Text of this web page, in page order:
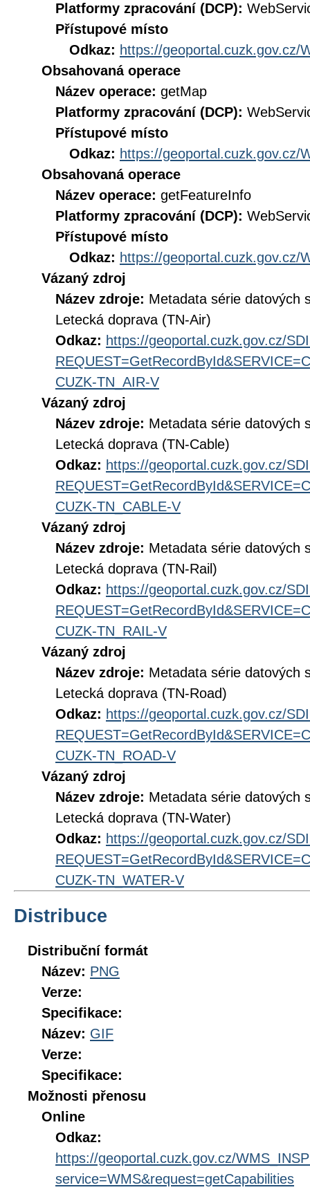
Platformy zpracování (DCP):
Přístupové místo
Odkaz: https://geoportal.cuzk.gov.cz/
Obsahovaná operace
Název operace: getMap
Platformy zpracování (DCP):
Přístupové místo
Odkaz: https://geoportal.cuzk.gov.cz/
Obsahovaná operace
Název operace: getFeatureInfo
Platformy zpracování (DCP):
Přístupové místo
Odkaz: https://geoportal.cuzk.gov.cz/
Vázaný zdroj
Název zdroje: Metadata série datových
Letecká doprava (TN-Air)
Odkaz: https://geoportal.cuzk.gov.cz/
CUZK-TN_AIR-V
Vázaný zdroj
Název zdroje: Metadata série datových
Letecká doprava (TN-Cable)
Odkaz: https://geoportal.cuzk.gov.cz/
CUZK-TN_CABLE-V
Vázaný zdroj
Název zdroje: Metadata série datových
Letecká doprava (TN-Rail)
Odkaz: https://geoportal.cuzk.gov.cz/
CUZK-TN_RAIL-V
Vázaný zdroj
Název zdroje: Metadata série datových
Letecká doprava (TN-Road)
Odkaz: https://geoportal.cuzk.gov.cz/
CUZK-TN_ROAD-V
Vázaný zdroj
Název zdroje: Metadata série datových
Letecká doprava (TN-Water)
Odkaz: https://geoportal.cuzk.gov.cz/
CUZK-TN_WATER-V
Distribuce
Distribuční formát
Název: PNG
Verze:
Specifikace:
Název: GIF
Verze:
Specifikace:
Možnosti přenosu
Online
Odkaz:
https://geoportal.cuzk.gov.cz/
service=WMS&request=getCapabilities